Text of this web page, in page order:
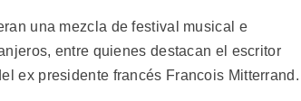
una mezcla de festival musical e
entre quienes destacan el escritor
ex presidente francés Francois Mitterrand.